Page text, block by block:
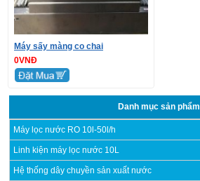
Danh mục sản phẩm
Máy lọc nước RO 10l-50l/h
Linh kiện máy lọc nước 10L
Hệ thống dây chuyền sản xuất nước
Máy sấy màng co chai
0VNĐ